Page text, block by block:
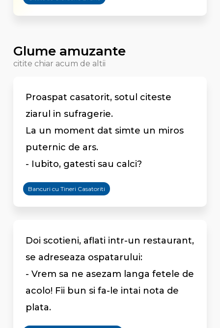
Glume amuzante
citite chiar acum de altii
Proaspat casatorit, sotul citeste
ziarul in sufragerie.
La un moment dat simte un miros
puternic de ars.
- Iubito, gatesti sau calci?
Bancuri cu Tineri Casatoriti
Doi scotieni, aflati intr-un restaurant,
se adreseaza ospatarului:
- Vrem sa ne asezam langa fetele de
acolo! Fii bun si fa-le intai nota de
plata.